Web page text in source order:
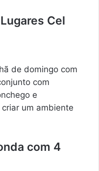
Cel
de domingo com
com
e
um ambiente
com 4